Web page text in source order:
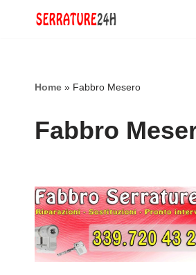
Home » Fabbro Mesero
Fabbro